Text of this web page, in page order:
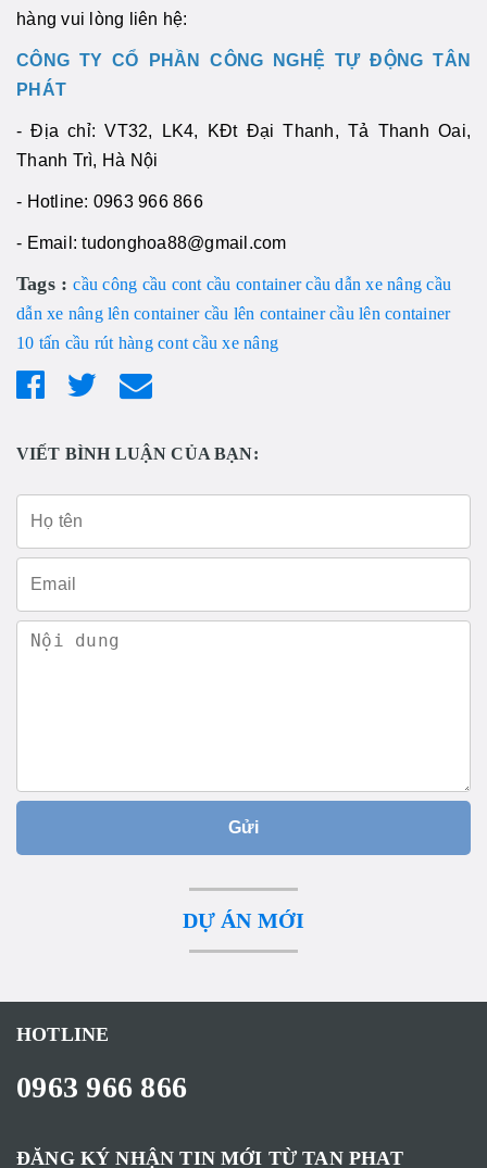
hàng vui lòng liên hệ:
CÔNG TY CỔ PHẦN CÔNG NGHỆ TỰ ĐỘNG TÂN
PHÁT
- Địa chỉ: VT32, LK4, KĐt Đại Thanh, Tả Thanh Oai,
Thanh Trì, Hà Nội
- Hotline: 0963 966 866
- Email: tudonghoa88@gmail.com
Tags :cầu công cầu cont cầu container cầu dẫn xe nâng cầu
dẫn xe nâng lên container cầu lên container cầu lên container
10 tấn cầu rút hàng cont cầu xe nâng
VIẾT BÌNH LUẬN CỦA BẠN:
Gửi
DỰ ÁN MỚI
HOTLINE
0963 966 866
ĐĂNG KÝ NHẬN TIN MỚI TỪ TAN PHAT